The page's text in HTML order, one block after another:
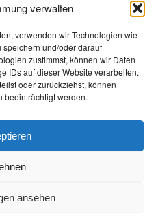
verwalten
verwenden wir Technologien wie
und/oder darauf
zustimmst, können wir Daten
IDs auf dieser Website verarbeiten.
oder zurückziehst, können
beeinträchtigt werden.
ansehen
Montag – Freitag von
|Impressum